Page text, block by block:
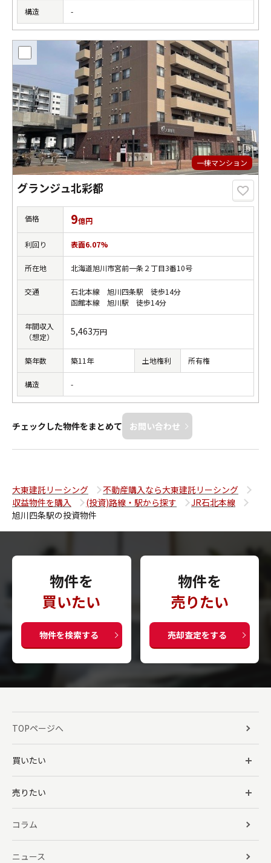
構造 -
一棟マンション
グランジュ北彩都
価格 9億円
利回り 表面6.07%
所在地 北海道旭川市宮前一条２丁目3番10号
交通
石北本線 旭川四条駅 徒歩14分
函館本線 旭川駅 徒歩14分
年間収入
（想定）
5,463万円
築年数 築11年 土地権利 所有権
構造 -
チェックした物件をまとめて お問い合わせ
大東建託リーシング
不動産購入なら大東建託リーシング
収益物件を購入
(投資)路線・駅から探す
JR石北本線
旭川四条駅の投資物件
物件を
買いたい
物件を検索する
物件を
売りたい
売却査定をする
TOPページへ
買いたい
売りたい
コラム
ニュース